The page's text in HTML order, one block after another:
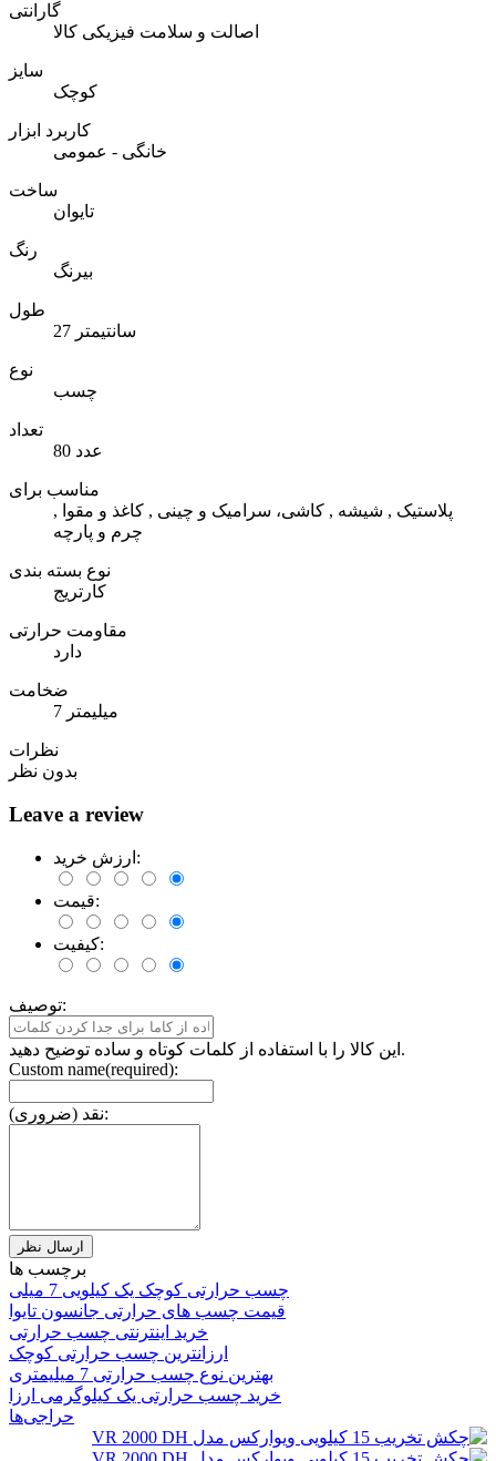
گارانتی
اصالت و سلامت فیزیکی کالا
سایز
کوچک
کاربرد ابزار
خانگی - عمومی
ساخت
تایوان
رنگ
بیرنگ
طول
27 سانتیمتر
نوع
چسب
تعداد
80 عدد
مناسب برای
پلاستیک , شیشه , کاشی، سرامیک و چینی , کاغذ و مقوا ,
چرم و پارچه
نوع بسته بندی
کارتریج
مقاومت حرارتی
دارد
ضخامت
7 میلیمتر
نظرات
بدون نظر
Leave a review
ارزش خرید:
قیمت:
کیفیت:
توصیف:
این کالا را با استفاده از کلمات کوتاه و ساده توضیح دهید.
Custom name(required):
نقد (ضروری):
برچسب ها
چسب حرارتی کوچک یک کیلویی 7 میلی
قیمت چسب های حرارتی جانسون تایوا
خرید اینترنتی چسب حرارتی
ارزانترین چسب حرارتی کوچک
بهترین نوع چسب حرارتی 7 میلیمتری
خرید چسب حرارتی یک کیلوگرمی ارزا
حراجی‌ها